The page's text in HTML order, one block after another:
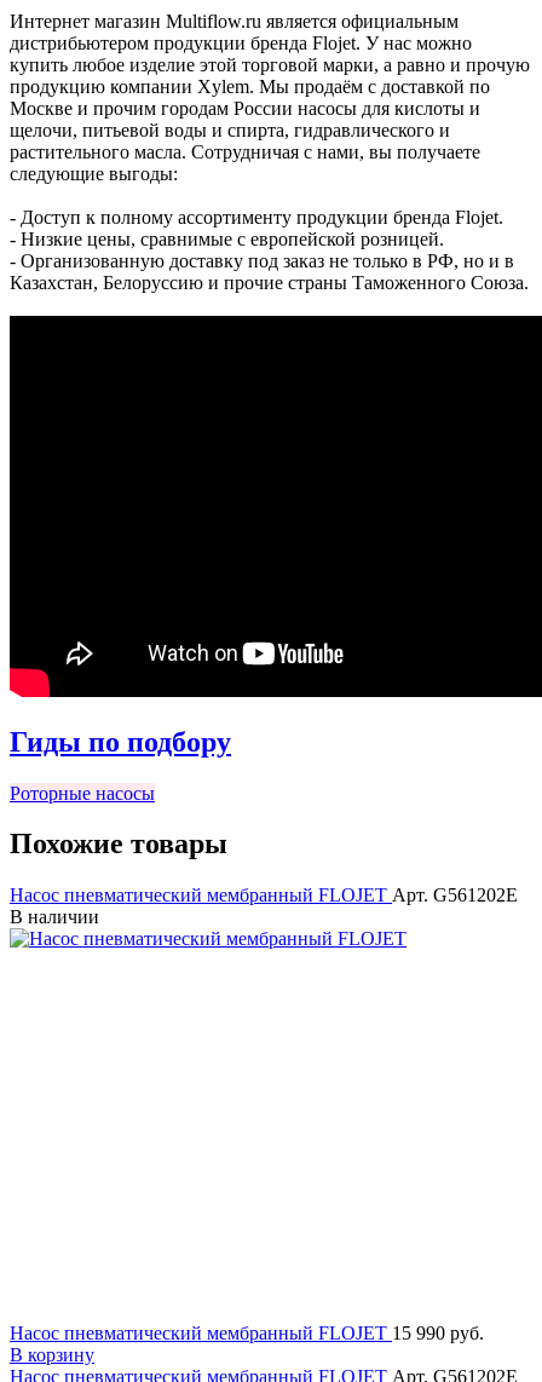
Интернет магазин Multiflow.ru является официальным
дистрибьютером продукции бренда Flojet. У нас можно
купить любое изделие этой торговой марки, а равно и прочую
продукцию компании Xylem. Мы продаём с доставкой по
Москве и прочим городам России насосы для кислоты и
щелочи, питьевой воды и спирта, гидравлического и
растительного масла. Сотрудничая с нами, вы получаете
следующие выгоды:
- Доступ к полному ассортименту продукции бренда Flojet.
- Низкие цены, сравнимые с европейской розницей.
- Организованную доставку под заказ не только в РФ, но и в
Казахстан, Белоруссию и прочие страны Таможенного Союза.
Гиды по подбору
Роторные насосы
Похожие товары
Насос пневматический мембранный FLOJET Арт. G561202E
В наличии
Насос пневматический мембранный FLOJET 15 990 руб.
В корзину
Насос пневматический мембранный FLOJET Арт. G561202E